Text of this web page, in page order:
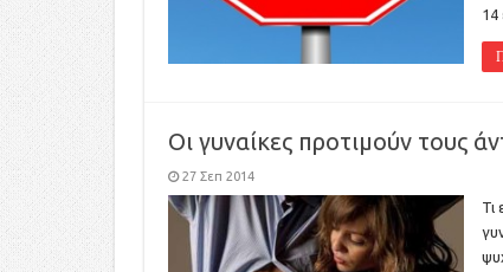
Οι γυναίκες προτιμούν τους
27 Σεπ 2014
Τι